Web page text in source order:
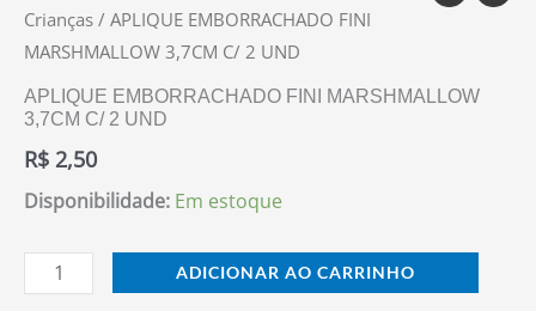
Crianças / APLIQUE EMBORRACHADO FINI
MARSHMALLOW 3,7CM C/ 2 UND
APLIQUE EMBORRACHADO FINI MARSHMALLOW
3,7CM C/ 2 UND
R$ 2,50
Disponibilidade: Em estoque
ADICIONAR AO CARRINHO